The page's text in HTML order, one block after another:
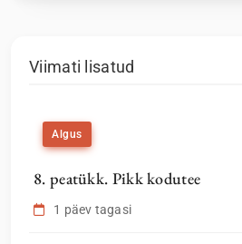
Viimati lisatud
Algus
8. peatükk. Pikk kodutee
1 päev tagasi